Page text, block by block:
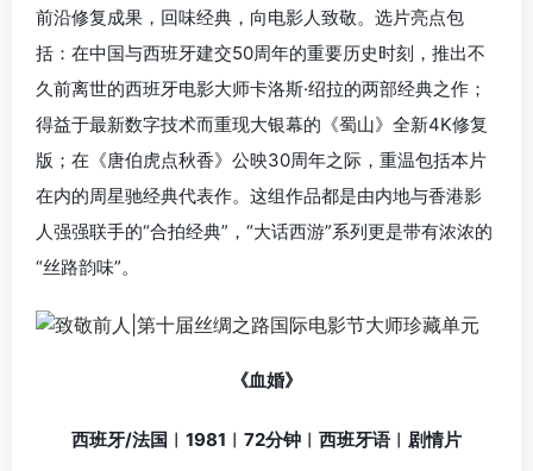
前沿修复成果，回味经典，向电影人致敬。选片亮点包
括：在中国与西班牙建交50周年的重要历史时刻，推出不
久前离世的西班牙电影大师卡洛斯·绍拉的两部经典之作；
得益于最新数字技术而重现大银幕的《蜀山》全新4K修复
版；在《唐伯虎点秋香》公映30周年之际，重温包括本片
在内的周星驰经典代表作。这组作品都是由内地与香港影
人强强联手的“合拍经典”，“大话西游”系列更是带有浓浓的
“丝路韵味”。
《血婚》
西班牙/法国︱1981︱72分钟︱西班牙语︱剧情片